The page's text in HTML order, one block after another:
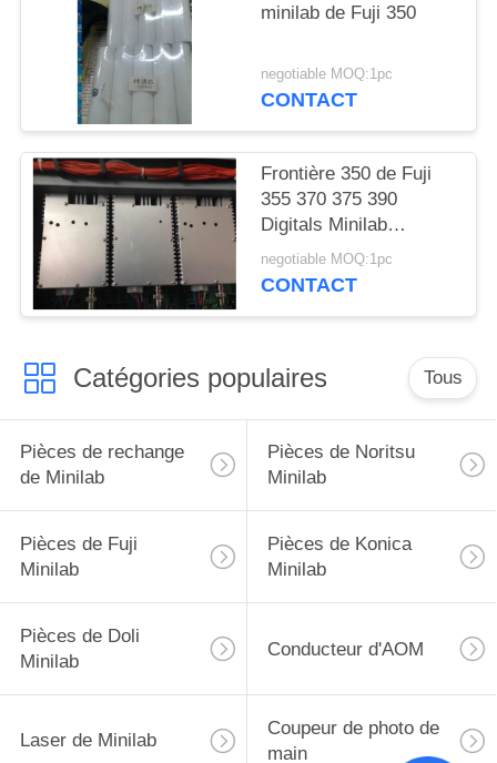
minilab de Fuji 350
negotiable MOQ:1pc
CONTACT
Frontière 350 de Fuji
355 370 375 390
Digitals Minilab
398C893993J
398C893994J
negotiable MOQ:1pc
CONTACT
Catégories populaires Tous
Pièces de rechange
de Minilab
Pièces de Noritsu
Minilab
Pièces de Fuji
Minilab
Pièces de Konica
Minilab
Pièces de Doli
Minilab
Conducteur d'AOM
Laser de Minilab
Coupeur de photo de
main